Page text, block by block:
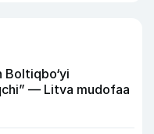
Boltiqbo‘yi
— Litva mudofaa